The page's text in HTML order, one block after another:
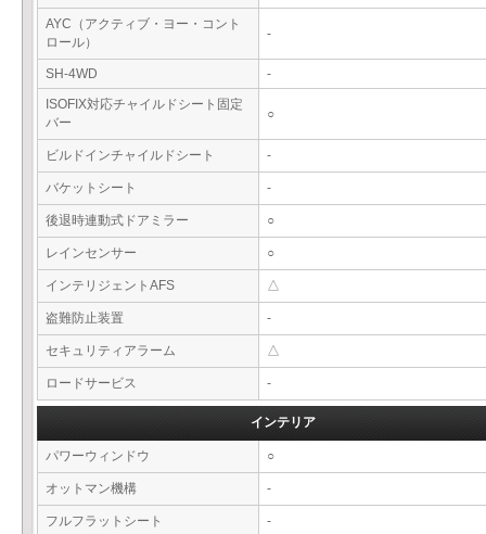
AYC（アクティブ・ヨー・コント
ロール）
-
SH-4WD
-
ISOFIX対応チャイルドシート固定
バー
○
ビルドインチャイルドシート -
バケットシート -
後退時連動式ドアミラー ○
レインセンサー ○
インテリジェントAFS △
盗難防止装置 -
セキュリティアラーム △
ロードサービス -
インテリア
パワーウィンドウ ○
オットマン機構 -
フルフラットシート -